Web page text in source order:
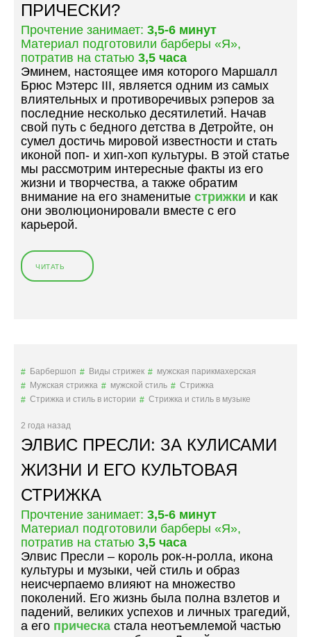
С
Д
Л
Я
М
А
Л
Ь
Ч
И
К
А
1
0
-
1
2
:
4
О
Д
А
»
ПРИЧЕСКИ?
Прочтение занимает: 3,5-6 минут
Материал подготовили барберы «Я»,
потратив на статью 3,5 часа
Эминем, настоящее имя которого Маршалл
Брюс Мэтерс III, является одним из самых
влиятельных и противоречивых рэперов за
последние несколько десятилетий. Начав
свой путь с бедного детства в Детройте, он
сумел достичь мировой известности и стать
иконой поп- и хип-хоп культуры. В этой статье
мы рассмотрим интересные факты из его
жизни и творчества, а также обратим
внимание на его знаменитые стрижки и как
они эволюционировали вместе с его
карьерой.
ЧИТАТЬ
Э
К
Р
Э
П
,
Н
О
И
С
Т
И
Л
Ь
Барбершоп Виды стрижек
мужская парикмахерская
Мужская стрижка
мужской стиль
Стрижка
Стрижка и стиль в истории
Стрижка и стиль в музыке
2 года назад
ЭЛВИС ПРЕСЛИ: ЗА КУЛИСАМИ
ЖИЗНИ И ЕГО КУЛЬТОВАЯ
СТРИЖКА
Прочтение занимает: 3,5-6 минут
Материал подготовили барберы «Я»,
потратив на статью 3,5 часа
Элвис Пресли – король рок-н-ролла, икона
культуры и музыки, чей стиль и образ
неисчерпаемо влияют на множество
поколений. Его жизнь была полна взлетов и
падений, великих успехов и личных трагедий,
а его прическа стала неотъемлемой частью